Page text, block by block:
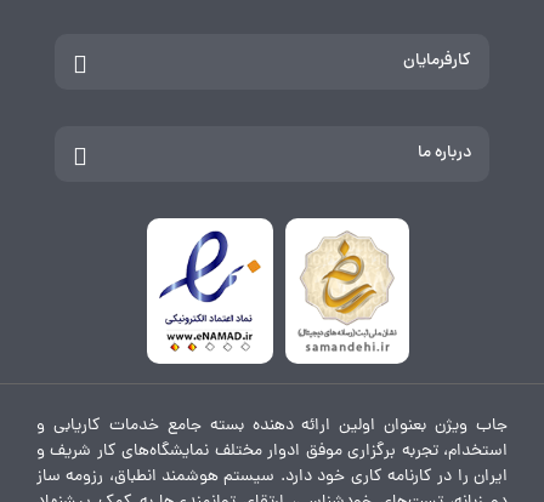
کارفرمایان
درباره ما
جاب ویژن بعنوان اولین ارائه دهنده بسته جامع خدمات کاریابی و
استخدام، تجربه برگزاری موفق ادوار مختلف نمایشگاه‌های کار شریف و
ایران را در کارنامه کاری خود دارد. سیستم هوشمند انطباق، رزومه ساز